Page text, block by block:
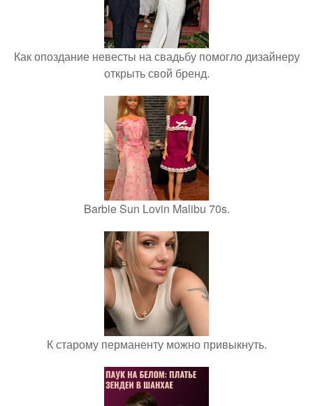
Как опоздание невесты на свадьбу помогло дизайнеру
открыть свой бренд.
Barbie Sun Lovin Malibu 70s.
К старому перманенту можно привыкнуть.